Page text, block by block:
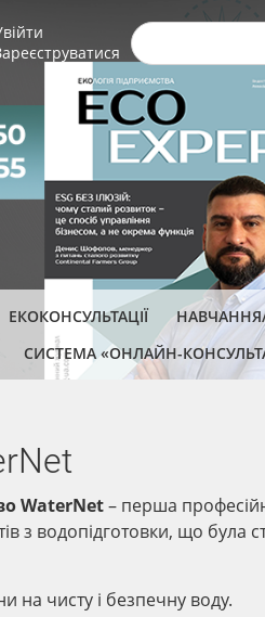
ЕКОКОНСУЛЬТАЦІЇ НАВЧАННЯ/
СИСТЕМА «ОНЛАЙН-
WaterNet– перша
з водопідготовки, що була
на чисту і безпечну воду.